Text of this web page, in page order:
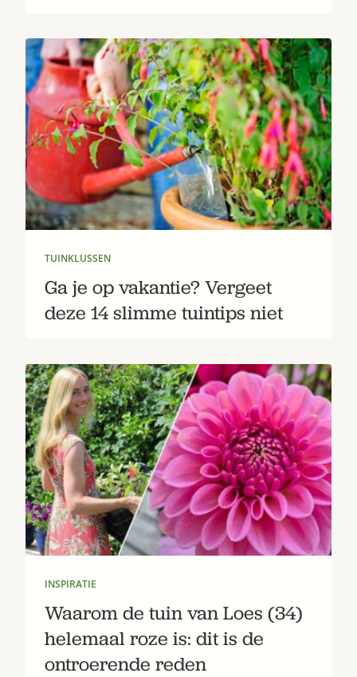
TUINKLUSSEN
Ga je op vakantie? Vergeet
deze 14 slimme tuintips niet
INSPIRATIE
Waarom de tuin van Loes (34)
helemaal roze is: dit is de
ontroerende reden